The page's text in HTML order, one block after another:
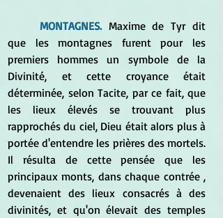
MONTAGNES. Maxime de Tyr dit
que les montagnes furent pour les
premiers hommes un symbole de la
Divinité, et cette croyance était
déterminée, selon Tacite, par ce fait, que
les lieux élevés se trouvant plus
rapprochés du ciel, Dieu était alors plus à
portée d'entendre les prières des mortels.
Il résulta de cette pensée que les
principaux monts, dans chaque contrée ,
devenaient des lieux consacrés à des
divinités, et qu'on élevait des temples